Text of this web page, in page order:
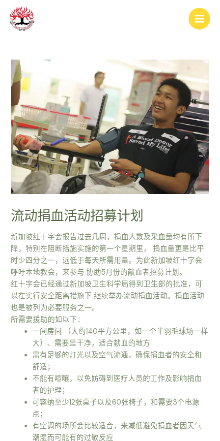
Main
流动捐血活动招募计划
新加坡红十字会报告过去几周，捐血人数及采血量均有所下
降，特别在阻断措施实施的第一个星期里， 捐血量更是比平
时少四分之一，远低于每天所需用量。为此新加坡红十字会
呼吁本地教会，来参与 协助5月份的献血者招募计划。
红十字会已经通过新加坡卫生科学局得到卫生部的批准，可
以在实行安全距离措施下 继续举办流动捐血活动。捐血活动
也是被列为必要服务之一。
所需要援助的如以下：
一间房间 （大约140平方公里，如一个半羽毛球场一样
大）、需要是干净，适合献血的地方:
需有足够的灯光以及空气流通，确保捐血者的安全和
舒适；
不能有喧嚷，以免妨碍到医疗人员的工作及影响捐血
者的护理；
可容纳至少12张桌子以及60张椅子，和需要3个电源
点；
有空调的场所会比较适合，来减低避免捐血者因天气
潮湿而可能有的过敏反应
navigation